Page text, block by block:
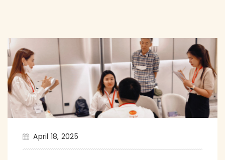
April 18, 2025